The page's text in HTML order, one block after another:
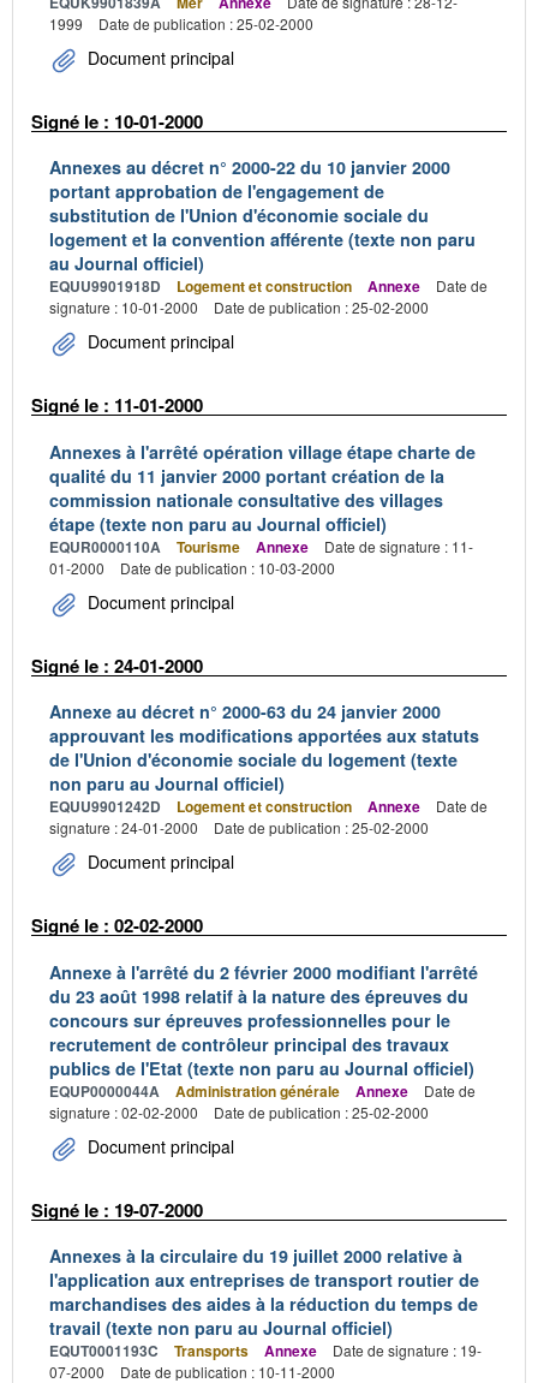
1999
Date de publication : 25-02-2000
Document principal
Signé le : 10-01-2000
Annexes au décret n° 2000-22 du 10 janvier 2000
portant approbation de l'engagement de
substitution de l'Union d'économie sociale du
logement et la convention afférente (texte non paru
au Journal officiel)
EQUU9901918D Logement et construction Annexe
Date de
signature : 10-01-2000
Date de publication : 25-02-2000
Document principal
Signé le : 11-01-2000
Annexes à l'arrêté opération village étape charte de
qualité du 11 janvier 2000 portant création de la
commission nationale consultative des villages
étape (texte non paru au Journal officiel)
EQUR0000110A Tourisme Annexe
Date de signature : 11-
01-2000
Date de publication : 10-03-2000
Document principal
Signé le : 24-01-2000
Annexe au décret n° 2000-63 du 24 janvier 2000
approuvant les modifications apportées aux statuts
de l'Union d'économie sociale du logement (texte
non paru au Journal officiel)
EQUU9901242D Logement et construction Annexe
Date de
signature : 24-01-2000
Date de publication : 25-02-2000
Document principal
Signé le : 02-02-2000
Annexe à l'arrêté du 2 février 2000 modifiant l'arrêté
du 23 août 1998 relatif à la nature des épreuves du
concours sur épreuves professionnelles pour le
recrutement de contrôleur principal des travaux
publics de l'Etat (texte non paru au Journal officiel)
EQUP0000044A Administration générale Annexe
Date de
signature : 02-02-2000
Date de publication : 25-02-2000
Document principal
Signé le : 19-07-2000
Annexes à la circulaire du 19 juillet 2000 relative à
l'application aux entreprises de transport routier de
marchandises des aides à la réduction du temps de
travail (texte non paru au Journal officiel)
EQUT0001193C Transports Annexe
Date de signature : 19-
07-2000
Date de publication : 10-11-2000